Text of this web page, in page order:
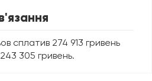
сплатив 274 913 гривень
305 гривень.